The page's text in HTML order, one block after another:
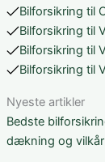
Bilforsikring til
Bilforsikring til
Bilforsikring til
Bilforsikring til
Nyeste artikler
Bedste
dækning og vilkår